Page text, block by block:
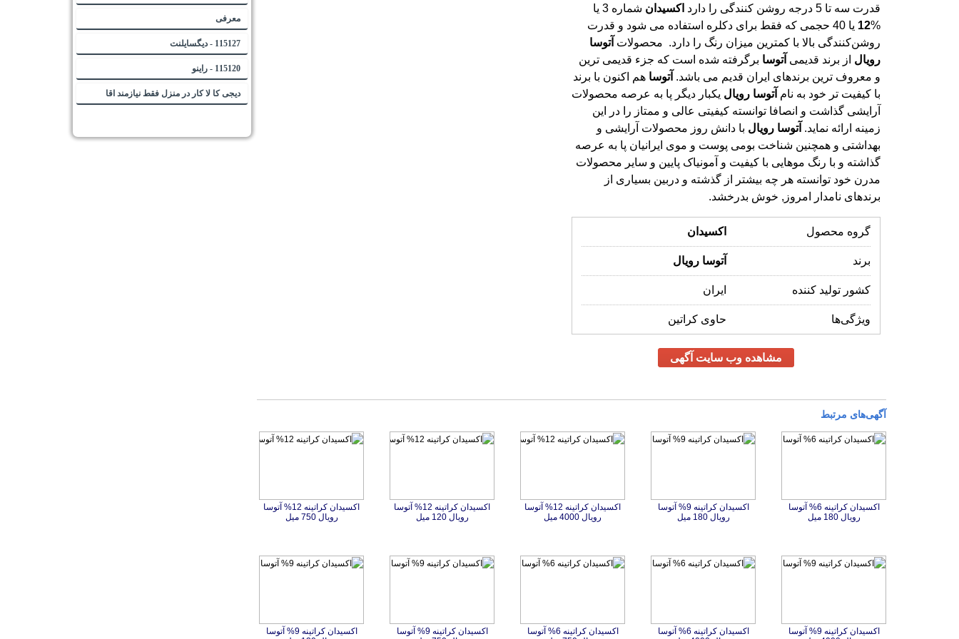
قدرت سه تا 5 درجه روشن کنندگی را دارد اکسیدان
شماره 3 یا
%
12
یا 40 حجمی که فقط برای دکلره استفاده می شود و قدرت
روشن‌کنندگی بالا با کمترین میزان رنگ را دارد. محصولات آتوسا
رویال از برند قدیمی آتوسا برگرفته شده است که جزء قدیمی ترین
و معروف ترین برندهای ایران قدیم می باشد. آتوسا هم اکنون با برند
با کیفیت تر خود به نام آتوسا رویال یکبار دیگر پا به عرصه محصولات
آرایشی گذاشت و انصافا توانسته کیفیتی عالی و ممتاز را در این
زمینه ارائه نماید. آتوسا رویال با دانش روز محصولات آرایشی و
بهداشتی و همچنین شناخت بومی پوست و موی ایرانیان پا به عرصه
گذاشته و با رنگ موهایی با کیفیت و آمونیاک پایین و سایر محصولات
مدرن خود توانسته هر چه بیشتر از گذشته و دربین بسیاری از
برندهای نامدار امروز, خوش بدرخشد.
گروه محصول اکسیدان
برند آتوسا رویال
کشور تولید کننده ایران
ویژگی‌ها حاوی کراتین
مشاهده وب سایت آگهی
آگهی‌های مرتبط
اکسیدان کراتینه 6% آتوسا
رویال 180 میل
اکسیدان کراتینه 9% آتوسا
رویال 180 میل
اکسیدان کراتینه 12% آتوسا
رویال 4000 میل
اکسیدان کراتینه 12% آتوسا
رویال 120 میل
اکسیدان کراتینه 12% آتوسا
رویال 750 میل
اکسیدان کراتینه 9% آتوسا
اکسیدان کراتینه 6% آتوسا
اکسیدان کراتینه 6% آتوسا
اکسیدان کراتینه 9% آتوسا
اکسیدان کراتینه 9% آتوسا
معرفی
115127 - دیگسایلنت
115120 - راینو
دیجی کا لا کار در منزل فقط نیازمند اقا